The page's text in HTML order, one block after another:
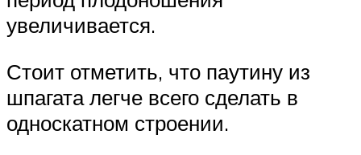
увеличивается.
Стоит отметить, что паутину из
шпагата легче всего сделать в
односкатном строении.